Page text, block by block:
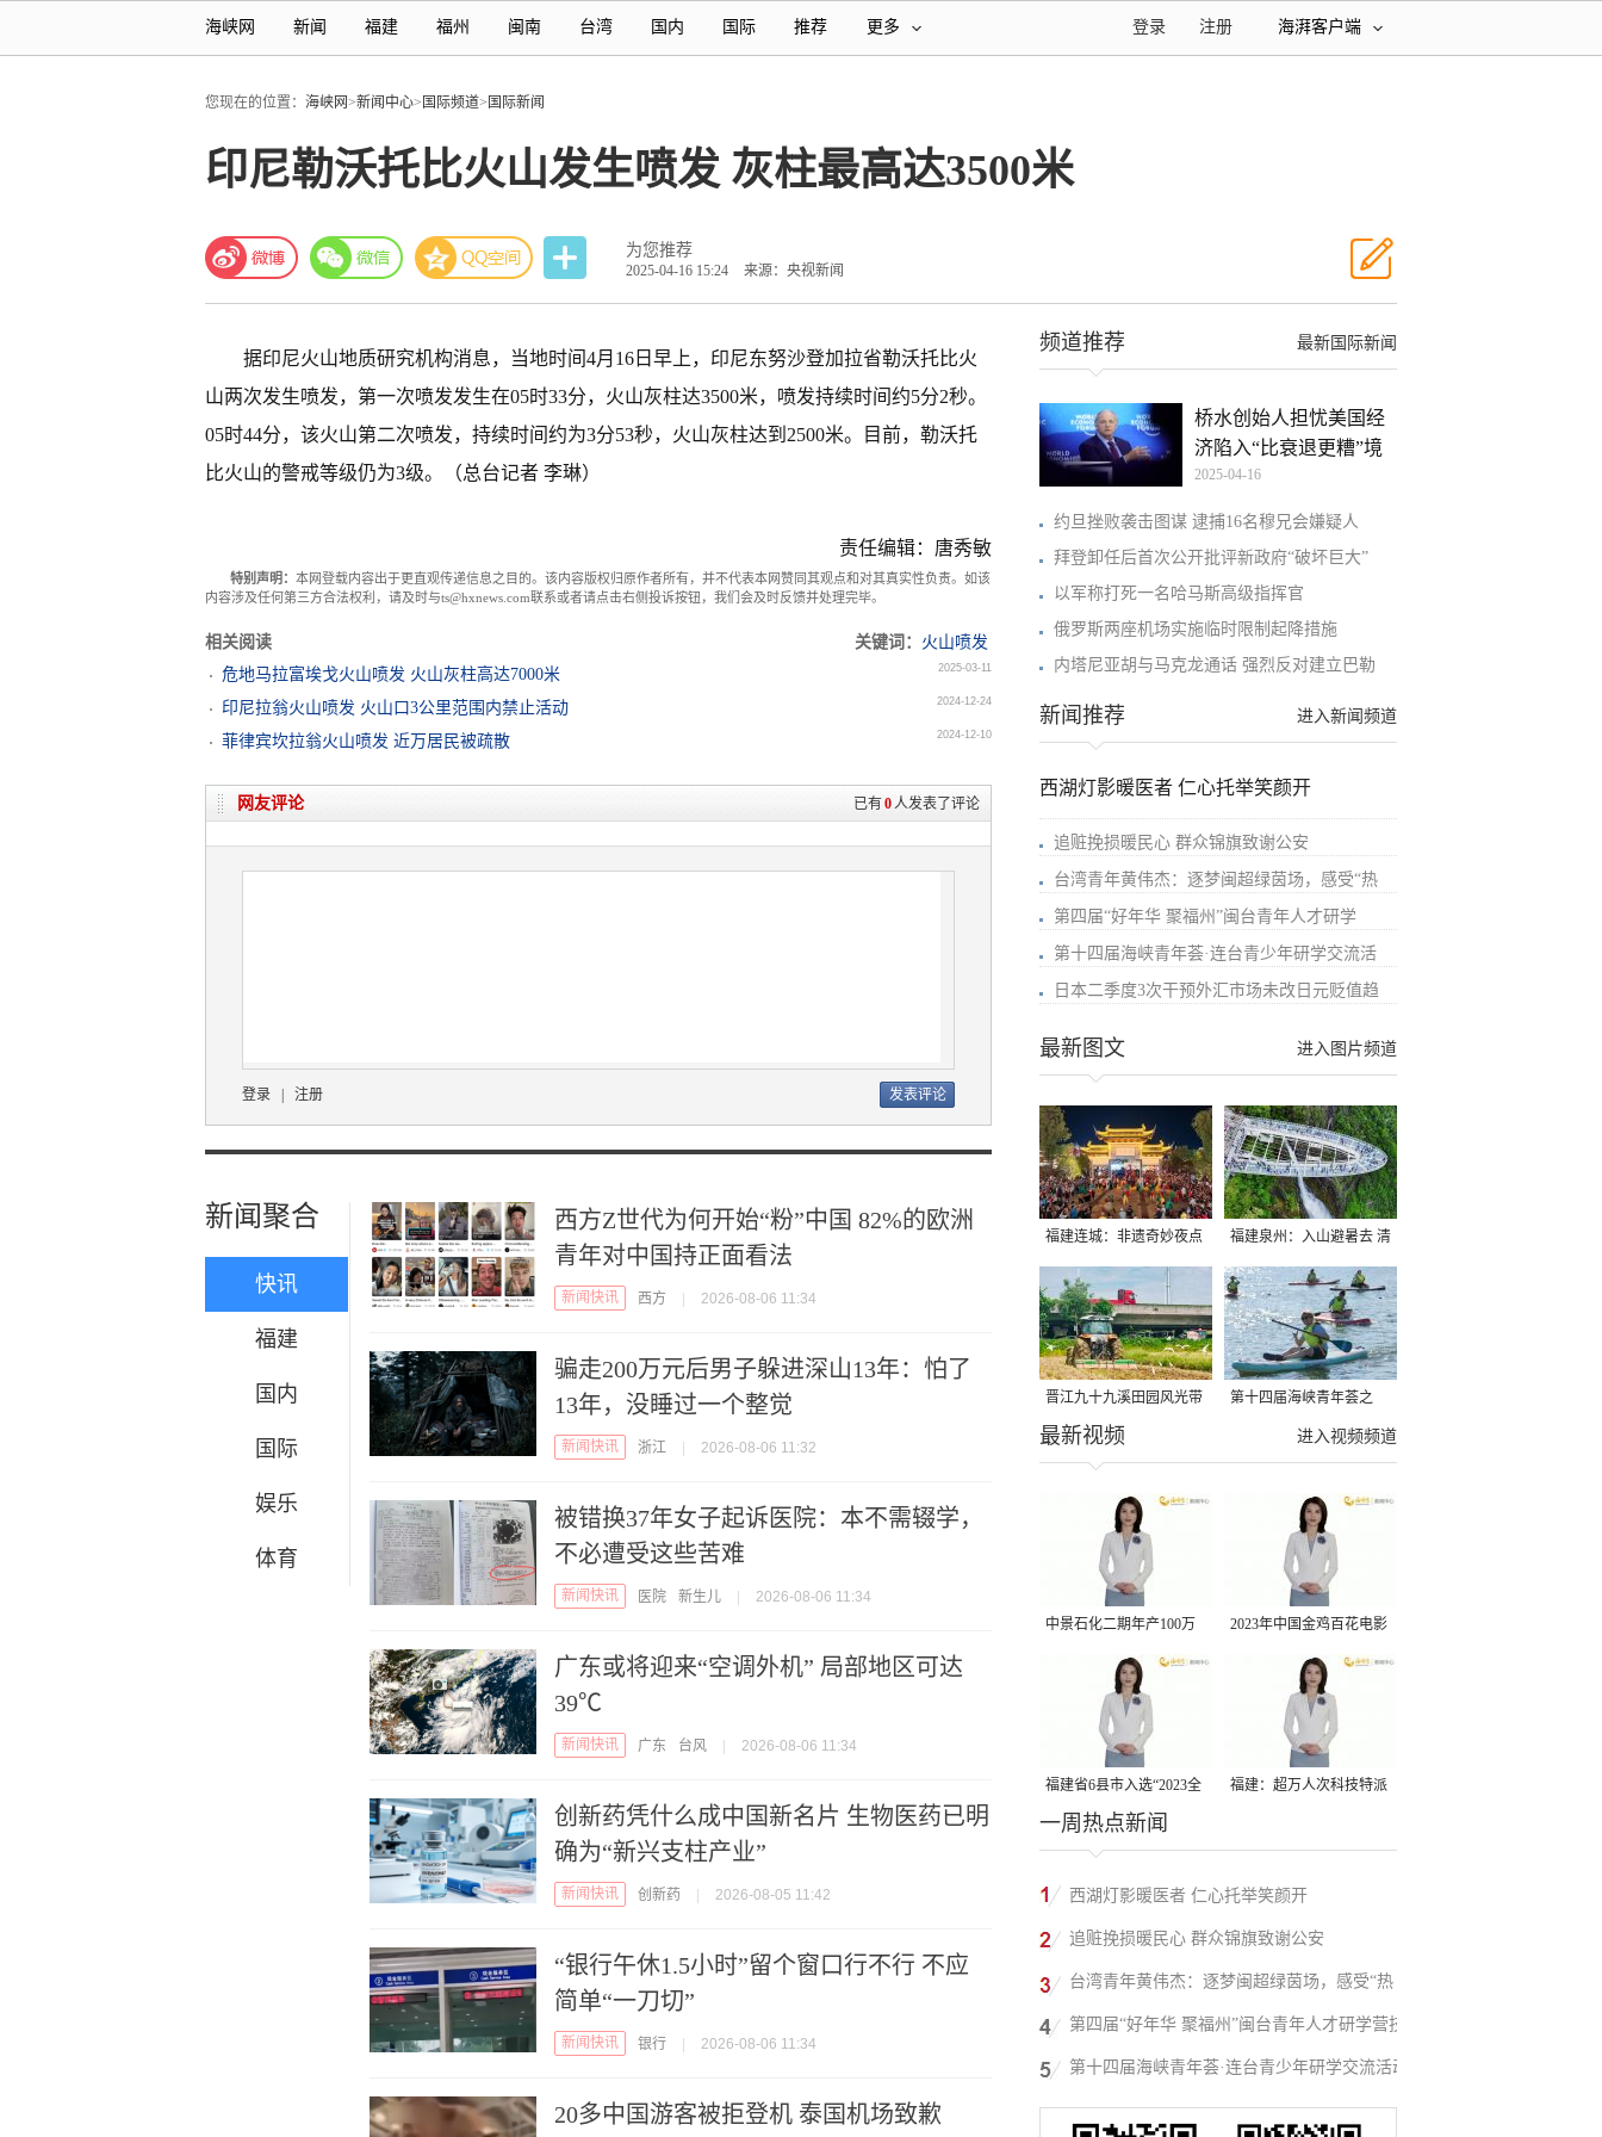
海峡网 新闻 福建 福州 闽南 台湾 国内 国际 推荐 更多 海湃客户端
注册
登录
您现在的位置： 海峡网>新闻中心> 国际频道> 国际新闻
印尼勒沃托比火山发生喷发 灰柱最高达3500米
为您推荐
2025-04-16 15:24 来源：央视新闻
据印尼火山地质研究机构消息，当地时间4月16日早上，印尼东努沙登加拉省勒沃托比火
山两次发生喷发，第一次喷发发生在05时33分，火山灰柱达3500米，喷发持续时间约5分2秒。
05时44分，该火山第二次喷发，持续时间约为3分53秒，火山灰柱达到2500米。目前，勒沃托
比火山的警戒等级仍为3级。（总台记者 李琳）
责任编辑：唐秀敏
特别声明： 本网登载内容出于更直观传递信息之目的。该内容版权归原作者所有，并不代表本网赞同其观点和对其真实性负责。如该
内容涉及任何第三方合法权利，请及时与ts@hxnews.com联系或者请点击右侧投诉按钮，我们会及时反馈并处理完毕。
相关阅读 关键词： 火山喷发
危地马拉富埃戈火山喷发 火山灰柱高达7000米
2025-03-11
印尼拉翁火山喷发 火山口3公里范围内禁止活动 2024-12-24
菲律宾坎拉翁火山喷发 近万居民被疏散 2024-12-10
已有0人发表了评论
网友评论
登录 注册
新闻聚合
快讯
福建
国内
国际
娱乐
体育
西方Z世代为何开始“粉”中国 82%的欧洲
青年对中国持正面看法
新闻快讯 西方 2026-08-06 11:34
骗走200万元后男子躲进深山13年：怕了
13年，没睡过一个整觉
新闻快讯 浙江 2026-08-06 11:32
被错换37年女子起诉医院：本不需辍学，
不必遭受这些苦难
新闻快讯 医院 新生儿 2026-08-06 11:34
广东或将迎来“空调外机” 局部地区可达
39℃
新闻快讯 广东 台风 2026-08-06 11:34
创新药凭什么成中国新名片 生物医药已明
确为“新兴支柱产业”
新闻快讯 创新药 2026-08-05 11:42
“银行午休1.5小时”留个窗口行不行 不应
简单“一刀切”
新闻快讯 银行 2026-08-06 11:34
20多中国游客被拒登机 泰国机场致歉
最新国际新闻
频道推荐
桥水创始人担忧美国经
济陷入“比衰退更糟”境
2025-04-16
约旦挫败袭击图谋 逮捕16名穆兄会嫌疑人
拜登卸任后首次公开批评新政府“破坏巨大”
以军称打死一名哈马斯高级指挥官
俄罗斯两座机场实施临时限制起降措施
内塔尼亚胡与马克龙通话 强烈反对建立巴勒
进入新闻频道
新闻推荐
西湖灯影暖医者 仁心托举笑颜开
追赃挽损暖民心 群众锦旗致谢公安
台湾青年黄伟杰：逐梦闽超绿茵场，感受“热
第四届“好年华 聚福州”闽台青年人才研学
第十四届海峡青年荟·连台青少年研学交流活
日本二季度3次干预外汇市场未改日元贬值趋
进入图片频道
最新图文
福建连城：非遗奇妙夜点
亮夏夜
福建泉州：入山避暑去 清
凉好惬意
晋江九十九溪田园风光带
千亩早稻迎来成熟收割季
第十四届海峡青年荟之
2026榕台青年大学生水上
进入视频频道
最新视频
中景石化二期年产100万
吨丙烷脱氢项目建成中交
2023年中国金鸡百花电影
节有福电影巡展31日启动
福建省6县市入选“2023全
国县域发展潜力百强县”
福建：超万人次科技特派
一周热点新闻
西湖灯影暖医者 仁心托举笑颜开
追赃挽损暖民心 群众锦旗致谢公安
台湾青年黄伟杰：逐梦闽超绿茵场，感受“热
血”与温情
第四届“好年华 聚福州”闽台青年人才研学营技
术成果项目路演在榕举办
第十四届海峡青年荟·连台青少年研学交流活动
在福州启航